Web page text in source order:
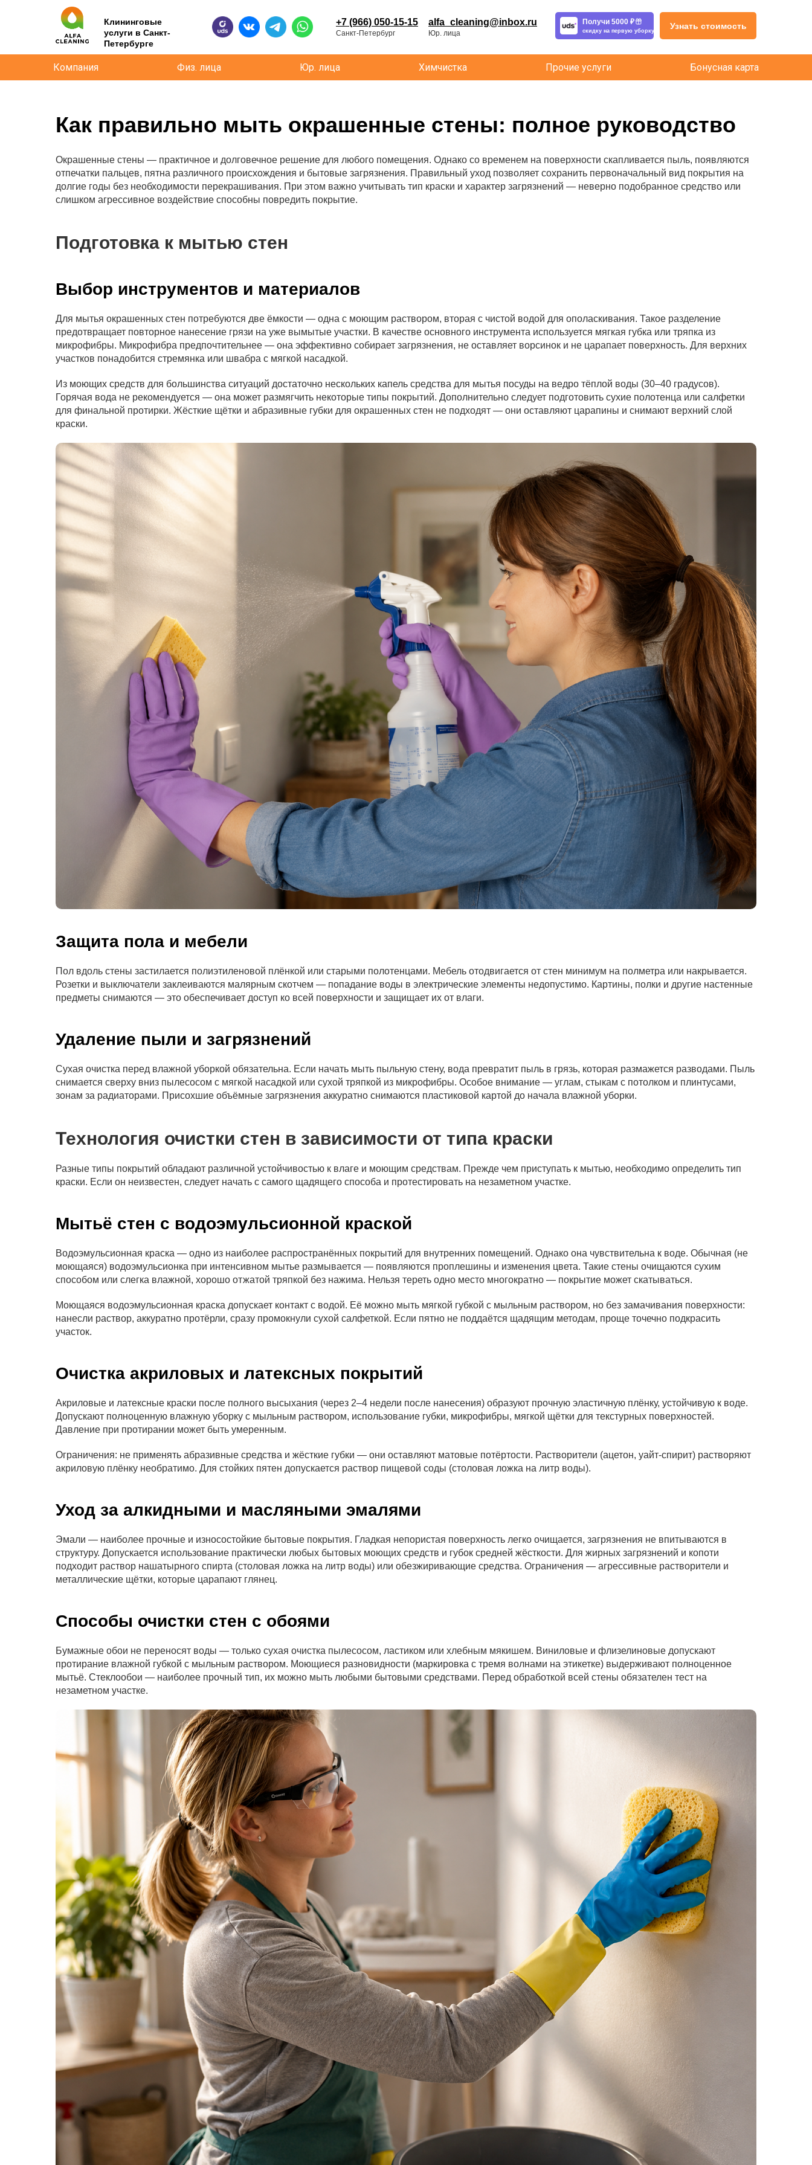
+7 (966) 050-15-15 Узнать стоимость
Клининговые
услуги в Санкт-
Петербурге
alfa_cleaning@inbox.ru
Санкт-Петербург Юр. лица скидку на первую уборку
Получи 5000 ₽
Компания Физ. лица Юр. лица Химчистка Прочие услуги Бонусная карта
Как правильно мыть окрашенные стены: полное руководство
Окрашенные стены — практичное и долговечное решение для любого помещения. Однако со временем на поверхности скапливается пыль, появляются
отпечатки пальцев, пятна различного происхождения и бытовые загрязнения. Правильный уход позволяет сохранить первоначальный вид покрытия на
долгие годы без необходимости перекрашивания. При этом важно учитывать тип краски и характер загрязнений — неверно подобранное средство или
слишком агрессивное воздействие способны повредить покрытие.
Подготовка к мытью стен
Выбор инструментов и материалов
Для мытья окрашенных стен потребуются две ёмкости — одна с моющим раствором, вторая с чистой водой для ополаскивания. Такое разделение
предотвращает повторное нанесение грязи на уже вымытые участки. В качестве основного инструмента используется мягкая губка или тряпка из
микрофибры. Микрофибра предпочтительнее — она эффективно собирает загрязнения, не оставляет ворсинок и не царапает поверхность. Для верхних
участков понадобится стремянка или швабра с мягкой насадкой.
Из моющих средств для большинства ситуаций достаточно нескольких капель средства для мытья посуды на ведро тёплой воды (30–40 градусов).
Горячая вода не рекомендуется — она может размягчить некоторые типы покрытий. Дополнительно следует подготовить сухие полотенца или салфетки
для финальной протирки. Жёсткие щётки и абразивные губки для окрашенных стен не подходят — они оставляют царапины и снимают верхний слой
краски.
Защита пола и мебели
Пол вдоль стены застилается полиэтиленовой плёнкой или старыми полотенцами. Мебель отодвигается от стен минимум на полметра или накрывается.
Розетки и выключатели заклеиваются малярным скотчем — попадание воды в электрические элементы недопустимо. Картины, полки и другие настенные
предметы снимаются — это обеспечивает доступ ко всей поверхности и защищает их от влаги.
Удаление пыли и загрязнений
Сухая очистка перед влажной уборкой обязательна. Если начать мыть пыльную стену, вода превратит пыль в грязь, которая размажется разводами. Пыль
снимается сверху вниз пылесосом с мягкой насадкой или сухой тряпкой из микрофибры. Особое внимание — углам, стыкам с потолком и плинтусами,
зонам за радиаторами. Присохшие объёмные загрязнения аккуратно снимаются пластиковой картой до начала влажной уборки.
Технология очистки стен в зависимости от типа краски
Разные типы покрытий обладают различной устойчивостью к влаге и моющим средствам. Прежде чем приступать к мытью, необходимо определить тип
краски. Если он неизвестен, следует начать с самого щадящего способа и протестировать на незаметном участке.
Мытьё стен с водоэмульсионной краской
Водоэмульсионная краска — одно из наиболее распространённых покрытий для внутренних помещений. Однако она чувствительна к воде. Обычная (не
моющаяся) водоэмульсионка при интенсивном мытье размывается — появляются проплешины и изменения цвета. Такие стены очищаются сухим
способом или слегка влажной, хорошо отжатой тряпкой без нажима. Нельзя тереть одно место многократно — покрытие может скатываться.
Моющаяся водоэмульсионная краска допускает контакт с водой. Её можно мыть мягкой губкой с мыльным раствором, но без замачивания поверхности:
нанесли раствор, аккуратно протёрли, сразу промокнули сухой салфеткой. Если пятно не поддаётся щадящим методам, проще точечно подкрасить
участок.
Очистка акриловых и латексных покрытий
Акриловые и латексные краски после полного высыхания (через 2–4 недели после нанесения) образуют прочную эластичную плёнку, устойчивую к воде.
Допускают полноценную влажную уборку с мыльным раствором, использование губки, микрофибры, мягкой щётки для текстурных поверхностей.
Давление при протирании может быть умеренным.
Ограничения: не применять абразивные средства и жёсткие губки — они оставляют матовые потёртости. Растворители (ацетон, уайт-спирит) растворяют
акриловую плёнку необратимо. Для стойких пятен допускается раствор пищевой соды (столовая ложка на литр воды).
Уход за алкидными и масляными эмалями
Эмали — наиболее прочные и износостойкие бытовые покрытия. Гладкая непористая поверхность легко очищается, загрязнения не впитываются в
структуру. Допускается использование практически любых бытовых моющих средств и губок средней жёсткости. Для жирных загрязнений и копоти
подходит раствор нашатырного спирта (столовая ложка на литр воды) или обезжиривающие средства. Ограничения — агрессивные растворители и
металлические щётки, которые царапают глянец.
Способы очистки стен с обоями
Бумажные обои не переносят воды — только сухая очистка пылесосом, ластиком или хлебным мякишем. Виниловые и флизелиновые допускают
протирание влажной губкой с мыльным раствором. Моющиеся разновидности (маркировка с тремя волнами на этикетке) выдерживают полноценное
мытьё. Стеклообои — наиболее прочный тип, их можно мыть любыми бытовыми средствами. Перед обработкой всей стены обязателен тест на
незаметном участке.